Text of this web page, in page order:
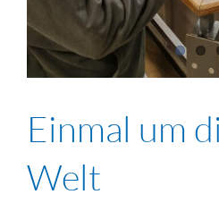
Einmal um
Welt